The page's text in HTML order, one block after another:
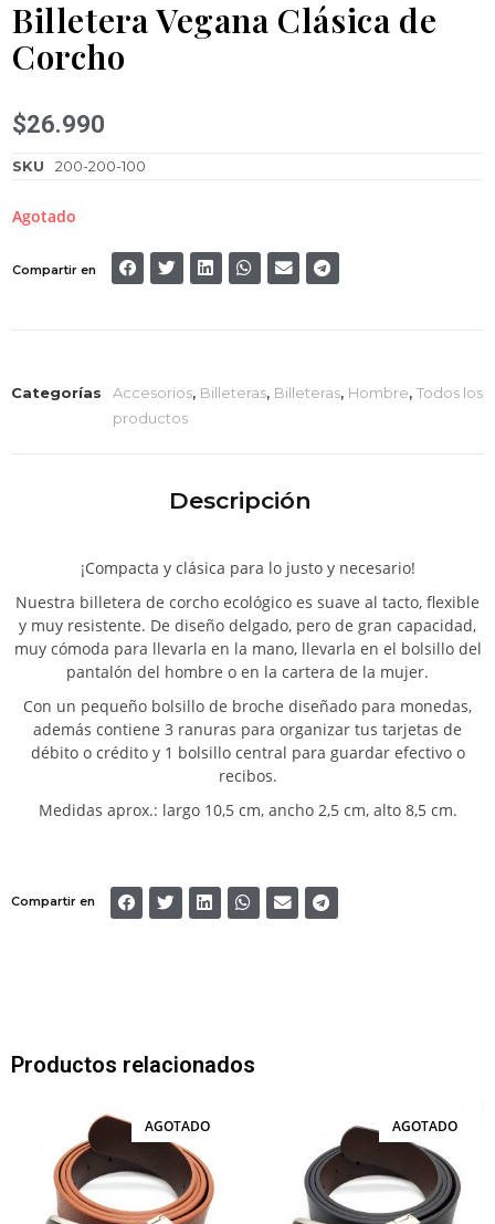
Billetera Vegana Clásica de
Corcho
$26.990
SKU 200-200-100
Agotado
Compartir en
Categorías Accesorios, Billeteras, Billeteras, Hombre, Todos los
productos
Descripción
¡Compacta y clásica para lo justo y necesario!
Nuestra billetera de corcho ecológico es suave al tacto, flexible
y muy resistente. De diseño delgado, pero de gran capacidad,
muy cómoda para llevarla en la mano, llevarla en el bolsillo del
pantalón del hombre o en la cartera de la mujer.
Con un pequeño bolsillo de broche diseñado para monedas,
además contiene 3 ranuras para organizar tus tarjetas de
débito o crédito y 1 bolsillo central para guardar efectivo o
recibos.
Medidas aprox.: largo 10,5 cm, ancho 2,5 cm, alto 8,5 cm.
Compartir en
Productos relacionados
AGOTADO AGOTADO